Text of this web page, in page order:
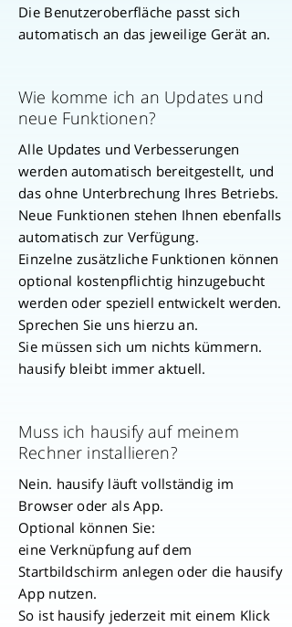
Die Benutzeroberfläche passt sich
automatisch an das jeweilige Gerät an.
Wie komme ich an Updates und
neue Funktionen?
Alle Updates und Verbesserungen
werden automatisch bereitgestellt, und
das ohne Unterbrechung Ihres Betriebs.
Neue Funktionen stehen Ihnen ebenfalls
automatisch zur Verfügung.
Einzelne zusätzliche Funktionen können
optional kostenpflichtig hinzugebucht
werden oder speziell entwickelt werden.
Sprechen Sie uns hierzu an.
Sie müssen sich um nichts kümmern.
hausify bleibt immer aktuell.
Muss ich hausify auf meinem
Rechner installieren?
Nein. hausify läuft vollständig im
Browser oder als App.
Optional können Sie:
eine Verknüpfung auf dem
Startbildschirm anlegen oder die hausify
App nutzen.
So ist hausify jederzeit mit einem Klick